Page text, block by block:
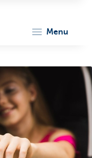
menu